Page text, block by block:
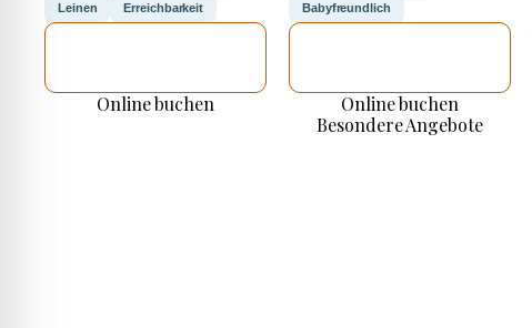
Leinen Erreichbarkeit
Online buchen
Babyfreundlich
Online buchen
Besondere Angebote